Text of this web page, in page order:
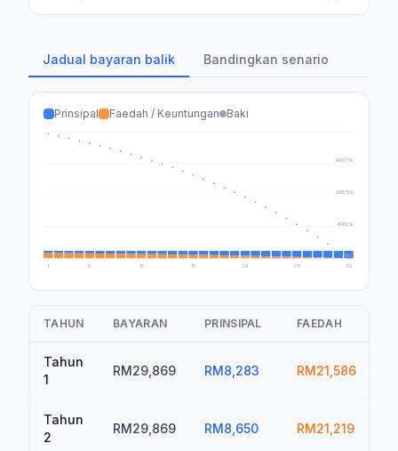
Jadual bayaran balik Bandingkan senario
Prinsipal Faedah / Keuntungan Baki
1 5 10 15 20 25 30
RM0
RM125k
RM250k
RM375k
TAHUN BAYARAN PRINSIPAL FAEDAH
Tahun
1
RM29,869 RM8,283 RM21,586
Tahun
2
RM29,869 RM8,650 RM21,219